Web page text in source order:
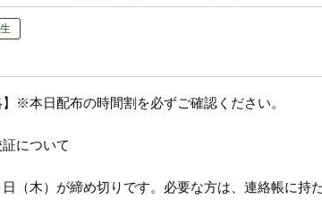
】※本日配布の時間割を必ずご確認ください。
について
（木）が締め切りです。必要な方は、連絡帳に持